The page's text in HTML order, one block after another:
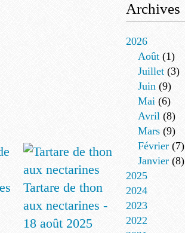
Tartare de thon
aux nectarines -
18 août 2025
Archives
2026
Août (1)
Juillet (3)
Juin (9)
Mai (6)
Avril (8)
Mars (9)
Février (7)
Janvier (8)
2025
2024
2023
2022